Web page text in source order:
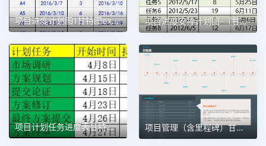
项目进度计划图1甘特图excel模板 项目进度安排计划图-（甘特图）1甘特图excel模板
项目计划任务进度表甘特图1甘特图excel模板 项目管理（含里程碑）甘特图excel模板